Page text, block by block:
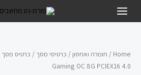
לתוכן
MAIN
Home
/ חומרה ואחסון/ כרטיסי מסך
Gaming OC 8G PCIEX16 4.0
מסך
Gigabyte